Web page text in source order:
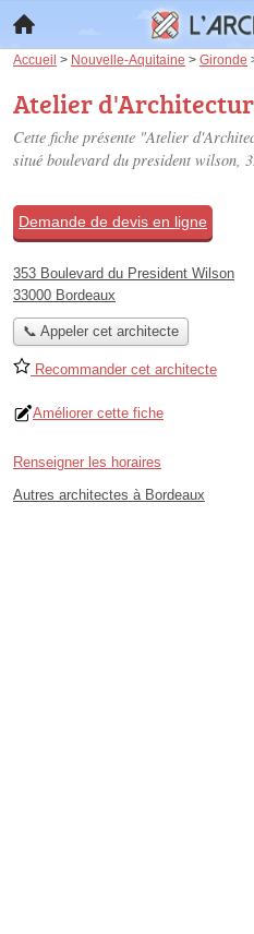
Accueil > Nouvelle-Aquitaine > Gironde
Atelier
Cette fiche présente "Atelier
situé boulevard du president wilson,
Demande de devis en ligne
353 Boulevard du President Wilson
33000 Bordeaux
📞 Appeler cet architecte
Recommander cet architecte
Améliorer cette fiche
Renseigner les horaires
Autres architectes à Bordeaux